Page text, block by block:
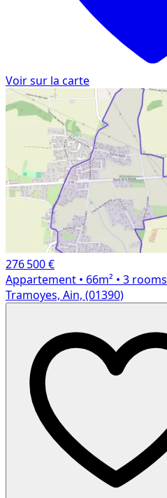
Voir sur la carte
276 500 €
Appartement • 66m² • 3 rooms
Tramoyes, Ain, (01390)